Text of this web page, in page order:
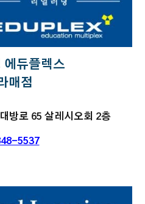
에듀플렉스
매점
방로 65 살레시오회 2층
5537